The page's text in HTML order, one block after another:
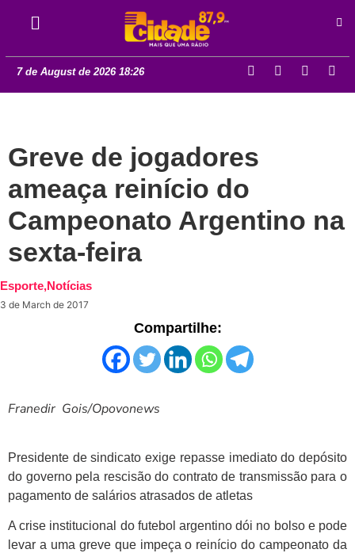
7 de August de 2026 18:26
Greve de jogadores
ameaça reinício do
Campeonato Argentino na
sexta-feira
Esporte,Notícias
3 de March de 2017
Compartilhe:
Franedir Gois/Opovonews
Presidente de sindicato exige repasse imediato do depósito
do governo pela rescisão do contrato de transmissão para o
pagamento de salários atrasados de atletas
A crise institucional do futebol argentino dói no bolso e pode
levar a uma greve que impeça o reinício do campeonato da